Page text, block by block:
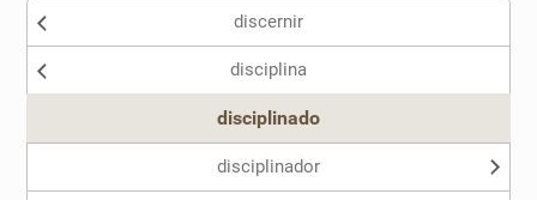
Nenhum dos sinônimos apresentados me ajudou
discernir
disciplina
disciplinado
disciplinador